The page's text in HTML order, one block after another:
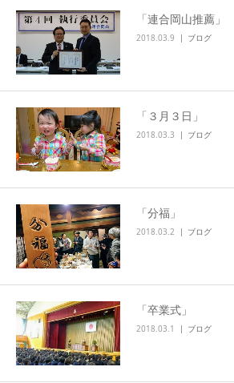
「連合岡山推薦」
2018.03.9 ブログ
「３月３日」
2018.03.3 ブログ
「分福」
2018.03.2 ブログ
「卒業式」
2018.03.1 ブログ